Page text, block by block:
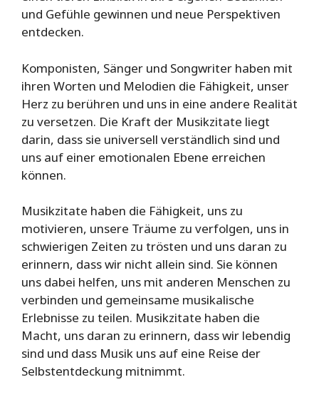
und Gefühle gewinnen und neue Perspektiven
entdecken.
Komponisten, Sänger und Songwriter haben mit
ihren Worten und Melodien die Fähigkeit, unser
Herz zu berühren und uns in eine andere Realität
zu versetzen. Die Kraft der Musikzitate liegt
darin, dass sie universell verständlich sind und
uns auf einer emotionalen Ebene erreichen
können.
Musikzitate haben die Fähigkeit, uns zu
motivieren, unsere Träume zu verfolgen, uns in
schwierigen Zeiten zu trösten und uns daran zu
erinnern, dass wir nicht allein sind. Sie können
uns dabei helfen, uns mit anderen Menschen zu
verbinden und gemeinsame musikalische
Erlebnisse zu teilen. Musikzitate haben die
Macht, uns daran zu erinnern, dass wir lebendig
sind und dass Musik uns auf eine Reise der
Selbstentdeckung mitnimmt.